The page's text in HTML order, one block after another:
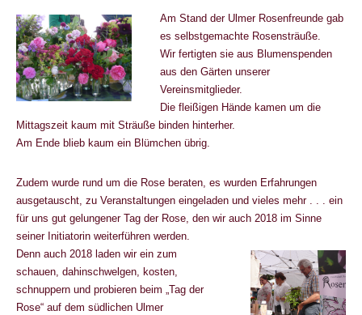
Am Stand der Ulmer Rosenfreunde gab
es selbstgemachte Rosensträuße.
Wir fertigten sie aus Blumenspenden
aus den Gärten unserer
Vereinsmitglieder.
Die fleißigen Hände kamen um die
Mittagszeit kaum mit Sträuße binden hinterher.
Am Ende blieb kaum ein Blümchen übrig.
Zudem wurde rund um die Rose beraten, es wurden Erfahrungen
ausgetauscht, zu Veranstaltungen eingeladen und vieles mehr . . . ein
für uns gut gelungener Tag der Rose, den wir auch 2018 im Sinne
seiner Initiatorin weiterführen werden.
Denn auch 2018 laden wir ein zum
schauen, dahinschwelgen, kosten,
schnuppern und probieren beim „Tag der
Rose“ auf dem südlichen Ulmer